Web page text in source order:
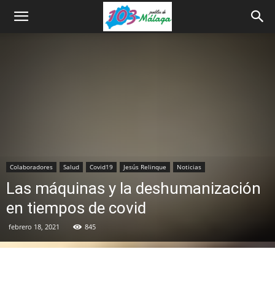
Colaboradores Salud Covid19 Jesús Relinque Noticias
Las máquinas y la deshumanización
en tiempos de covid
febrero 18, 2021 845